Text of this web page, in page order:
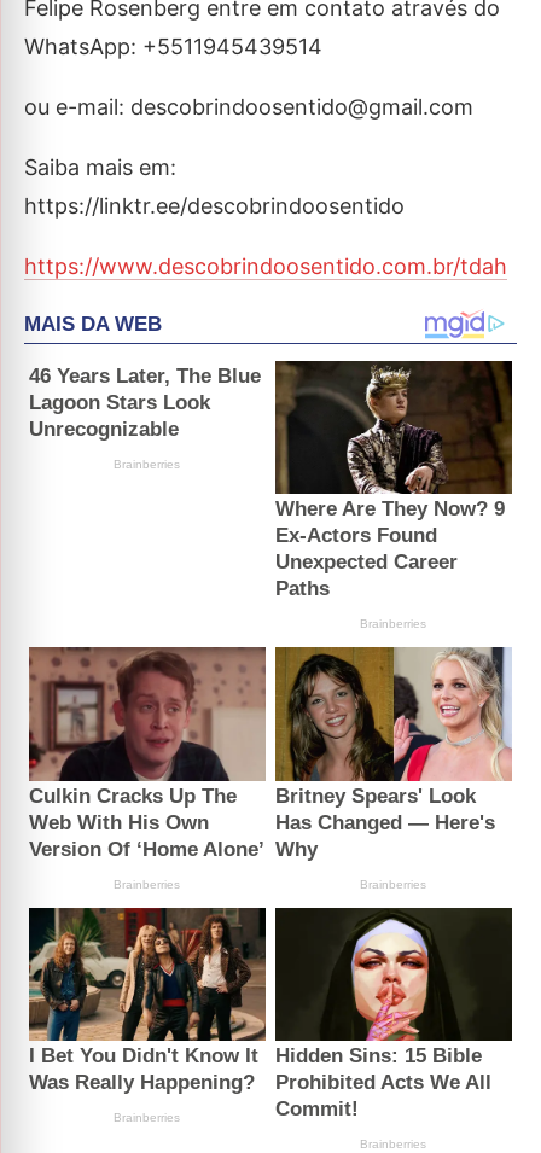
Felipe Rosenberg entre em contato através do
WhatsApp: +5511945439514
ou e-mail: descobrindoosentido@gmail.com
Saiba mais em:
https://linktr.ee/descobrindoosentido
https://www.descobrindoosentido.com.br/tdah